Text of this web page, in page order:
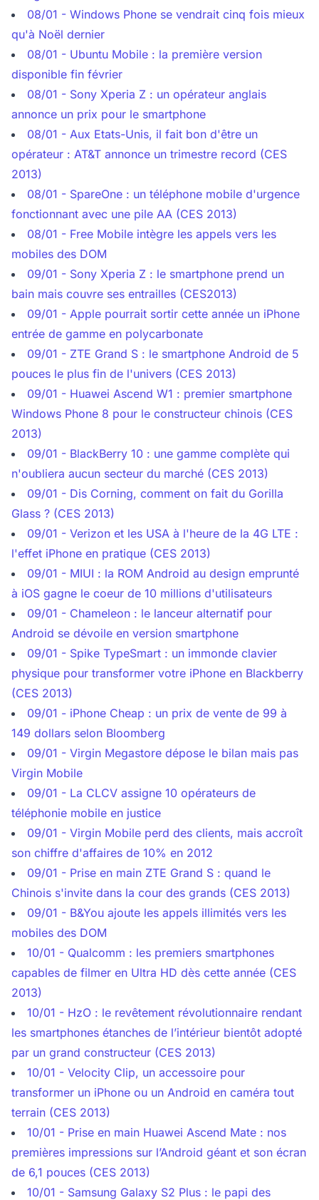
08/01 - Windows Phone se vendrait cinq fois mieux
qu'à Noël dernier
08/01 - Ubuntu Mobile : la première version
disponible fin février
08/01 - Sony Xperia Z : un opérateur anglais
annonce un prix pour le smartphone
08/01 - Aux Etats-Unis, il fait bon d'être un
opérateur : AT&T annonce un trimestre record (CES
2013)
08/01 - SpareOne : un téléphone mobile d'urgence
fonctionnant avec une pile AA (CES 2013)
08/01 - Free Mobile intègre les appels vers les
mobiles des DOM
09/01 - Sony Xperia Z : le smartphone prend un
bain mais couvre ses entrailles (CES2013)
09/01 - Apple pourrait sortir cette année un iPhone
entrée de gamme en polycarbonate
09/01 - ZTE Grand S : le smartphone Android de 5
pouces le plus fin de l'univers (CES 2013)
09/01 - Huawei Ascend W1 : premier smartphone
Windows Phone 8 pour le constructeur chinois (CES
2013)
09/01 - BlackBerry 10 : une gamme complète qui
n'oubliera aucun secteur du marché (CES 2013)
09/01 - Dis Corning, comment on fait du Gorilla
Glass ? (CES 2013)
09/01 - Verizon et les USA à l'heure de la 4G LTE :
l'effet iPhone en pratique (CES 2013)
09/01 - MIUI : la ROM Android au design emprunté
à iOS gagne le coeur de 10 millions d'utilisateurs
09/01 - Chameleon : le lanceur alternatif pour
Android se dévoile en version smartphone
09/01 - Spike TypeSmart : un immonde clavier
physique pour transformer votre iPhone en Blackberry
(CES 2013)
09/01 - iPhone Cheap : un prix de vente de 99 à
149 dollars selon Bloomberg
09/01 - Virgin Megastore dépose le bilan mais pas
Virgin Mobile
09/01 - La CLCV assigne 10 opérateurs de
téléphonie mobile en justice
09/01 - Virgin Mobile perd des clients, mais accroît
son chiffre d'affaires de 10% en 2012
09/01 - Prise en main ZTE Grand S : quand le
Chinois s'invite dans la cour des grands (CES 2013)
09/01 - B&You ajoute les appels illimités vers les
mobiles des DOM
10/01 - Qualcomm : les premiers smartphones
capables de filmer en Ultra HD dès cette année (CES
2013)
10/01 - HzO : le revêtement révolutionnaire rendant
les smartphones étanches de l’intérieur bientôt adopté
par un grand constructeur (CES 2013)
10/01 - Velocity Clip, un accessoire pour
transformer un iPhone ou un Android en caméra tout
terrain (CES 2013)
10/01 - Prise en main Huawei Ascend Mate : nos
premières impressions sur l’Android géant et son écran
de 6,1 pouces (CES 2013)
10/01 - Samsung Galaxy S2 Plus : le papi des